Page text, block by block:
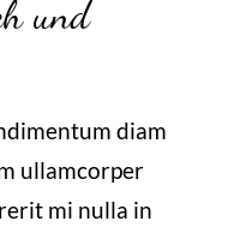
und
diam
ullamcorper
mi nulla in